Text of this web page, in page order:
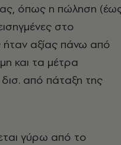
όπως η πώληση
στο
ήταν αξίας πάνω από
και τα μέτρα
από πάταξη της
γύρω από το